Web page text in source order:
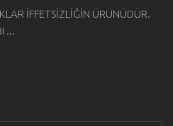
İFFETSİZLİĞİN ÜRÜNÜDÜR.
...